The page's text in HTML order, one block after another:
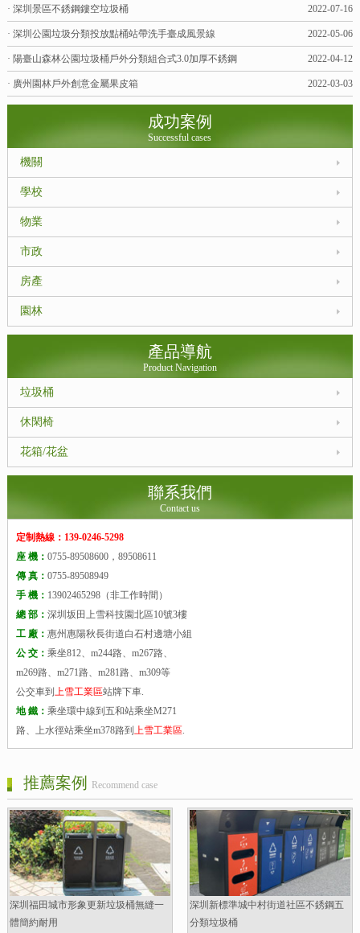
2022-07-16
· 深圳景區不銹鋼鏤空垃圾桶
2022-05-06
· 深圳公園垃圾分類投放點桶站帶洗手臺成風景線
2022-04-12
· 陽臺山森林公園垃圾桶戶外分類組合式3.0加厚不銹鋼
2022-03-03
· 廣州園林戶外創意金屬果皮箱
成功案例
Successful cases
機關
學校
物業
市政
房產
園林
產品導航
Product Navigation
垃圾桶
休閑椅
花箱/花盆
聯系我們
Contact us
定制熱線：139-0246-5298
座 機： 0755-89508600，89508611
傳 真： 0755-89508949
手 機： 13902465298（非工作時間）
總 部： 深圳坂田上雪科技園北區10號3樓
工 廠： 惠州惠陽秋長街道白石村邊塘小組
公 交： 乘坐812、m244路、m267路、
m269路、m271路、m281路、m309等
公交車到 上雪工業區站牌下車.
地 鐵： 乘坐環中線到五和站乘坐M271
路、上水徑站乘坐m378路到 上雪工業區.
推薦案例 Recommend case
深圳福田城市形象更新垃圾桶無縫一
體簡約耐用
深圳新標準城中村街道社區不銹鋼五
分類垃圾桶